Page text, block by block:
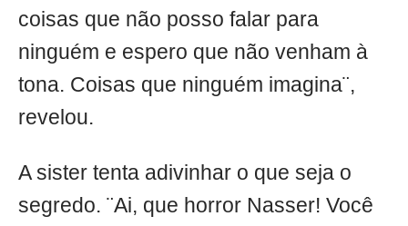
coisas que não posso falar para
ninguém e espero que não venham à
tona. Coisas que ninguém imagina¨,
revelou.
A sister tenta adivinhar o que seja o
segredo. ¨Ai, que horror Nasser! Você